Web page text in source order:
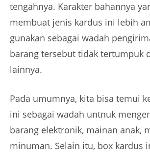
tengahnya. Karakter bahannya
membuat jenis kardus ini lebih
gunakan sebagai wadah
barang tersebut tidak tertumpuk
lainnya.
Pada umumnya, kita bisa temui
ini sebagai wadah untnuk
barang elektronik, mainan anak,
minuman. Selain itu, box kardus